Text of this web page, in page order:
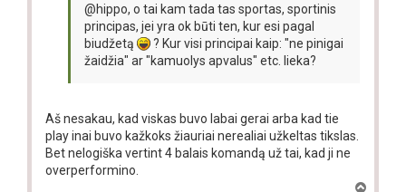
@hippo, o tai kam tada tas sportas, sportinis
principas, jei yra ok būti ten, kur esi pagal
biudžetą
? Kur visi principai kaip: "ne pinigai
žaidžia" ar "kamuolys apvalus" etc. lieka?
Aš nesakau, kad viskas buvo labai gerai arba kad tie
play inai buvo kažkoks žiauriai nerealiai užkeltas tikslas.
Bet nelogiška vertint 4 balais komandą už tai, kad ji ne
overperformino.